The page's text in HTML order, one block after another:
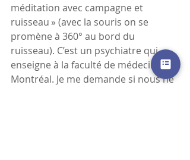
méditation avec campagne et
ruisseau » (avec la souris on se
promène à 360° au bord du
ruisseau). C’est un psychiatre qui
enseigne à la faculté de médecine de
Montréal. Je me demande si nous ne